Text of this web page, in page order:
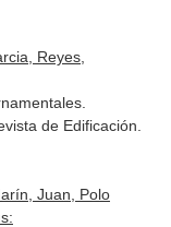
Reyes,
de Edificación
Juan, Polo